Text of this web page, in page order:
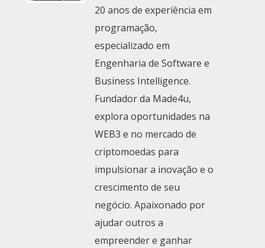
20 anos de experiência em
programação,
especializado em
Engenharia de Software e
Business Intelligence.
Fundador da Made4u,
explora oportunidades na
WEB3 e no mercado de
criptomoedas para
impulsionar a inovação e o
crescimento de seu
negócio. Apaixonado por
ajudar outros a
empreender e ganhar